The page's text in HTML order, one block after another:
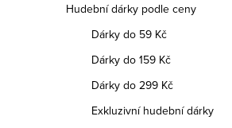
Hudební dárky podle ceny
Dárky do 59 Kč
Dárky do 159 Kč
Dárky do 299 Kč
Exkluzivní hudební dárky